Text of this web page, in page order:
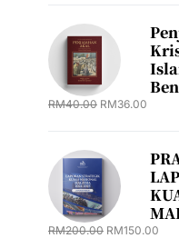
RM40.00 RM36.00
RM200.00 RM150.00